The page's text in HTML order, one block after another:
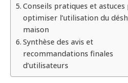
Conseils pratiques et astuces
optimiser l’utilisation du
maison
Synthèse des avis et
recommandations finales
d’utilisateurs